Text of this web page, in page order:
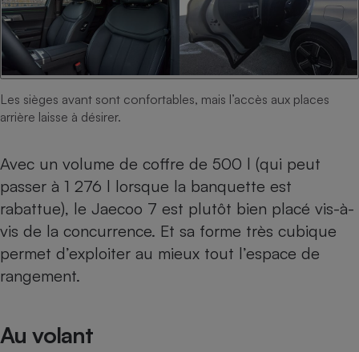
Les sièges avant sont confortables, mais l’accès aux places
arrière laisse à désirer.
Avec un volume de coffre de 500 l (qui peut
passer à 1 276 l lorsque la banquette est
rabattue), le Jaecoo 7 est plutôt bien placé vis-à-
vis de la concurrence. Et sa forme très cubique
permet d’exploiter au mieux tout l’espace de
rangement.
Au volant